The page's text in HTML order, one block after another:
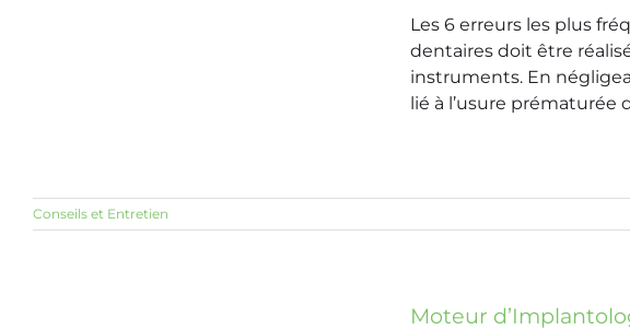
Les 6 erreurs les plus
dentaires doit être
instruments. En
lié à l’usure prématurée
Conseils et Entretien
Moteur